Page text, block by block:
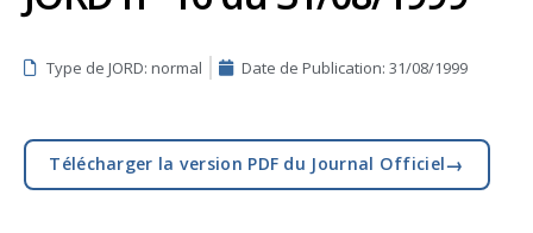
Type de JORD: normal Date de Publication: 31/08/1999
Télécharger la version PDF du Journal Officiel→